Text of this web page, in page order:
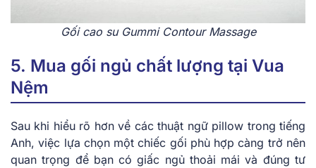
Gối cao su Gummi Contour Massage
5. Mua gối ngủ chất lượng tại Vua
Nệm
Sau khi hiểu rõ hơn về các thuật ngữ pillow trong tiếng
Anh, việc lựa chọn một chiếc gối phù hợp càng trở nên
quan trọng để bạn có giấc ngủ thoải mái và đúng tư